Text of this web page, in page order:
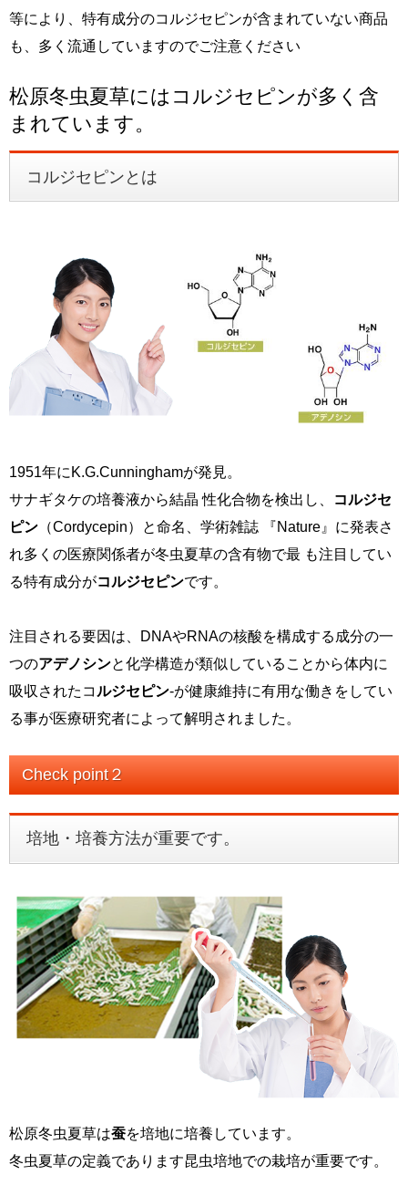
等により、特有成分のコルジセピンが含まれていない商品
も、多く流通していますのでご注意ください
松原冬虫夏草にはコルジセピンが多く含
まれています。
コルジセピンとは
1951年にK.G.Cunninghamが発見。
サナギタケの培養液から結晶 性化合物を検出し、
コルジセ
ピン （Cordycepin）と命名、学術雑誌 『Nature』に発表さ
れ多くの医療関係者が冬虫夏草の含有物で最 も注目してい
る特有成分がコルジセピンです。
注目される要因は、DNAやRNAの核酸を構成する成分の一
つのアデノシンと化学構造が類似していることから体内に
吸収されたコ ルジセピン-が健康維持に有用な働きをしてい
る事が医療研究者によって解明されました。
Check point２
培地・培養方法が重要です。
松原冬虫夏草は蚕を培地に培養しています。
冬虫夏草の定義であります昆虫培地での栽培が重要です。